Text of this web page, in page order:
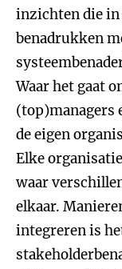
inzichten die in
benadrukken
Waar het gaat
(top)managers
de eigen
Elke
waar
elkaar.
integreren is